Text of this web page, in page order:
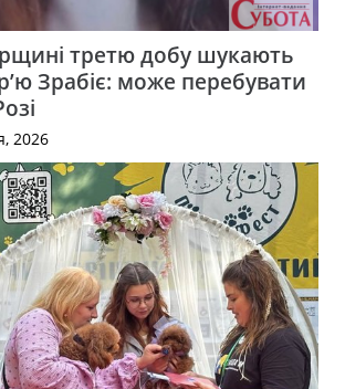
третю добу шукають
Зрабіє: може перебувати
2026